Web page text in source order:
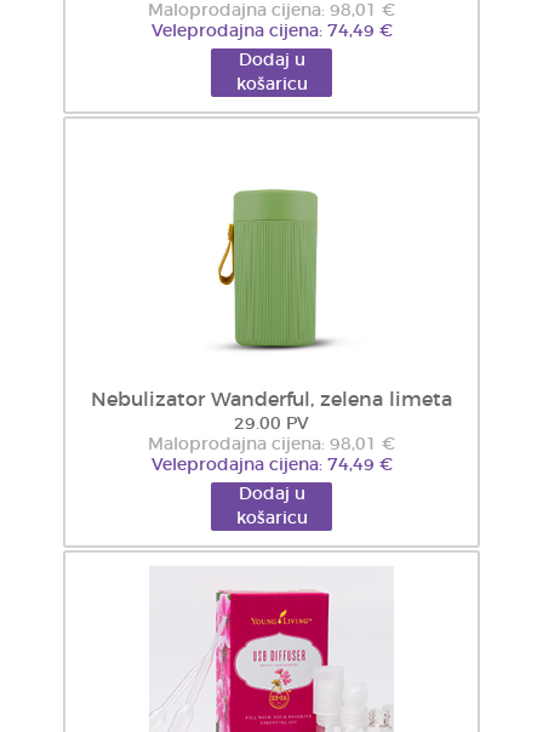
Maloprodajna cijena: 98,01 €
Veleprodajna cijena: 74,49 €
Dodaj u
košaricu
Nebulizator Wanderful, zelena limeta
29.00 PV
Maloprodajna cijena: 98,01 €
Veleprodajna cijena: 74,49 €
Dodaj u
košaricu